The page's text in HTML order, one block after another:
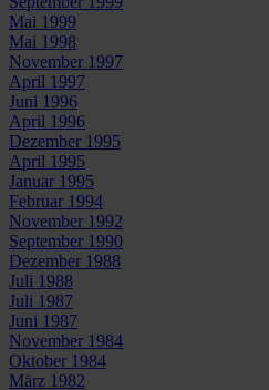
Mai 1999
Mai 1998
November 1997
April 1997
Juni 1996
April 1996
Dezember 1995
April 1995
Januar 1995
Februar 1994
November 1992
September 1990
Dezember 1988
Juli 1988
Juli 1987
Juni 1987
November 1984
Oktober 1984
März 1982